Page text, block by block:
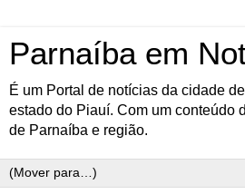
Parnaíba em
É um Portal de notícias da cidade
estado do Piauí. Com um conteúdo
de Parnaíba e região.